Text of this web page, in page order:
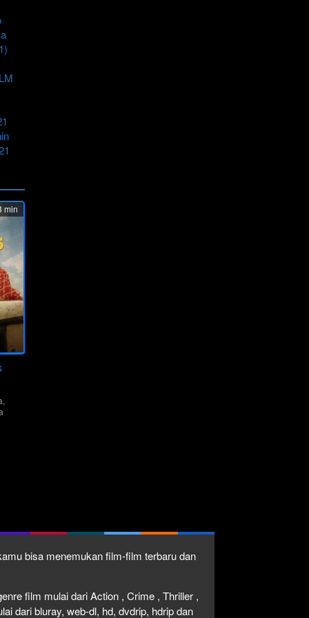
min
,
bisa menemukan film-film terbaru dan
film mulai dari Action , Crime , Thriller ,
dari bluray, web-dl, hd, dvdrip, hdrip dan